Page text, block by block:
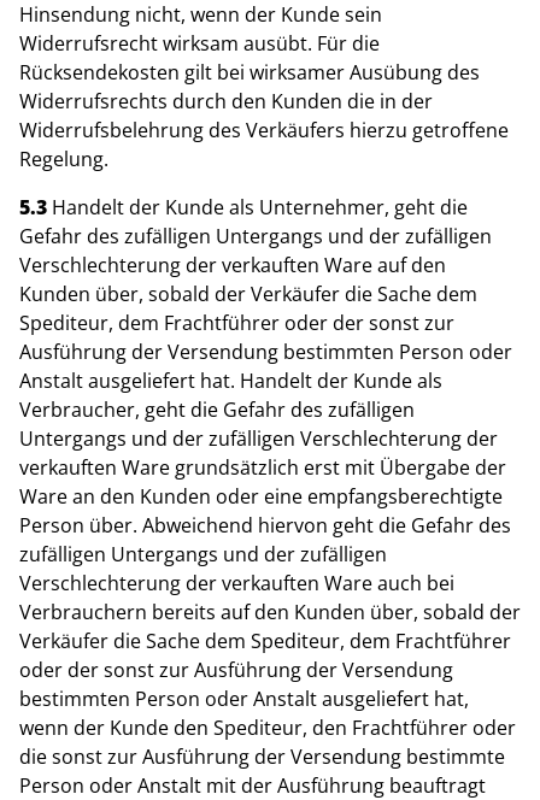
Hinsendung nicht, wenn der Kunde sein
Widerrufsrecht wirksam ausübt. Für die
Rücksendekosten gilt bei wirksamer Ausübung des
Widerrufsrechts durch den Kunden die in der
Widerrufsbelehrung des Verkäufers hierzu getroffene
Regelung.
5.3 Handelt der Kunde als Unternehmer, geht die
Gefahr des zufälligen Untergangs und der zufälligen
Verschlechterung der verkauften Ware auf den
Kunden über, sobald der Verkäufer die Sache dem
Spediteur, dem Frachtführer oder der sonst zur
Ausführung der Versendung bestimmten Person oder
Anstalt ausgeliefert hat. Handelt der Kunde als
Verbraucher, geht die Gefahr des zufälligen
Untergangs und der zufälligen Verschlechterung der
verkauften Ware grundsätzlich erst mit Übergabe der
Ware an den Kunden oder eine empfangsberechtigte
Person über. Abweichend hiervon geht die Gefahr des
zufälligen Untergangs und der zufälligen
Verschlechterung der verkauften Ware auch bei
Verbrauchern bereits auf den Kunden über, sobald der
Verkäufer die Sache dem Spediteur, dem Frachtführer
oder der sonst zur Ausführung der Versendung
bestimmten Person oder Anstalt ausgeliefert hat,
wenn der Kunde den Spediteur, den Frachtführer oder
die sonst zur Ausführung der Versendung bestimmte
Person oder Anstalt mit der Ausführung beauftragt